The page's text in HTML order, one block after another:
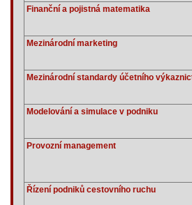
Finanční a pojistná matematika
Mezinárodní marketing
Mezinárodní standardy účetního
Modelování a simulace v podniku
Provozní management
Řízení podniků cestovního ruchu